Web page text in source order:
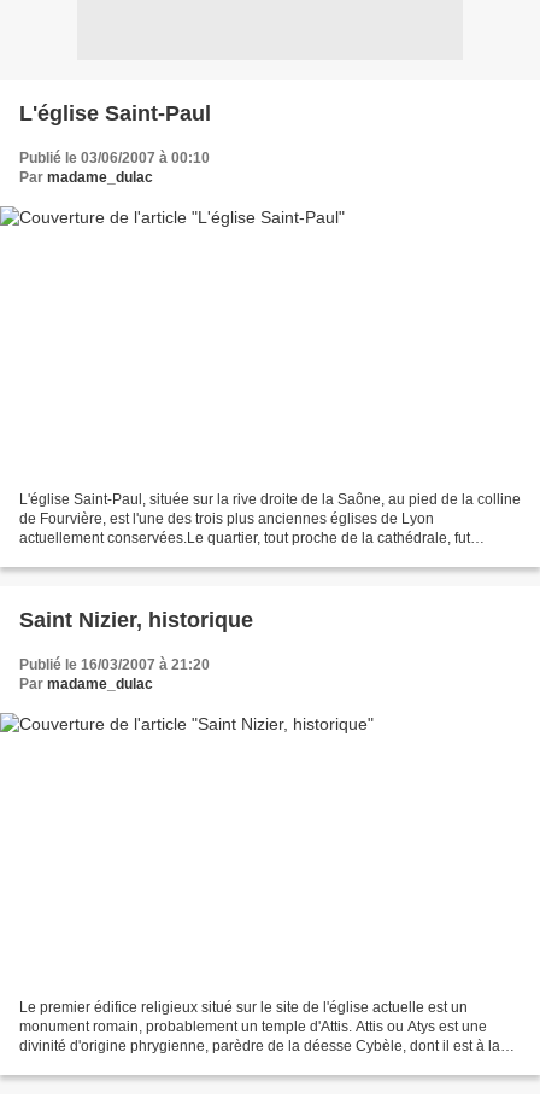
L'église Saint-Paul
Publié le 03/06/2007 à 00:10
Par madame_dulac
L'église Saint-Paul, située sur la rive droite de la Saône, au pied de la colline
de Fourvière, est l'une des trois plus anciennes églises de Lyon
actuellement conservées.Le quartier, tout proche de la cathédrale, fut
Saint Nizier, historique
Publié le 16/03/2007 à 21:20
Par madame_dulac
Le premier édifice religieux situé sur le site de l'église actuelle est un
monument romain, probablement un temple d'Attis. Attis ou Atys est une
divinité d'origine phrygienne, parèdre de la déesse Cybèle, dont il est à la